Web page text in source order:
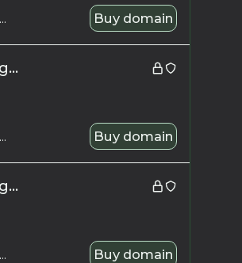
Buy domain
Buy domain
Buy domain